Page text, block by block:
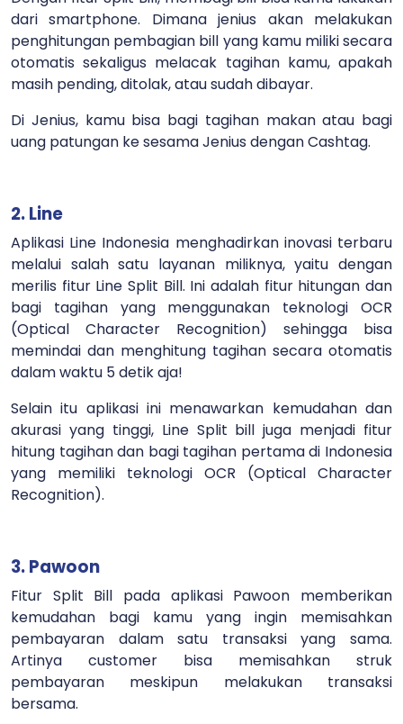
dari smartphone. Dimana jenius akan melakukan
penghitungan pembagian bill yang kamu miliki secara
otomatis sekaligus melacak tagihan kamu, apakah
masih pending, ditolak, atau sudah dibayar.
Di Jenius, kamu bisa bagi tagihan makan atau bagi
uang patungan ke sesama Jenius dengan Cashtag.
2. Line
Aplikasi Line Indonesia menghadirkan inovasi terbaru
melalui salah satu layanan miliknya, yaitu dengan
merilis fitur Line Split Bill. Ini adalah fitur hitungan dan
bagi tagihan yang menggunakan teknologi OCR
(Optical Character Recognition) sehingga bisa
memindai dan menghitung tagihan secara otomatis
dalam waktu 5 detik aja!
Selain itu aplikasi ini menawarkan kemudahan dan
akurasi yang tinggi, Line Split bill juga menjadi fitur
hitung tagihan dan bagi tagihan pertama di Indonesia
yang memiliki teknologi OCR (Optical Character
Recognition).
3. Pawoon
Fitur Split Bill pada aplikasi Pawoon memberikan
kemudahan bagi kamu yang ingin memisahkan
pembayaran dalam satu transaksi yang sama.
Artinya customer bisa memisahkan struk
pembayaran meskipun melakukan transaksi
bersama.